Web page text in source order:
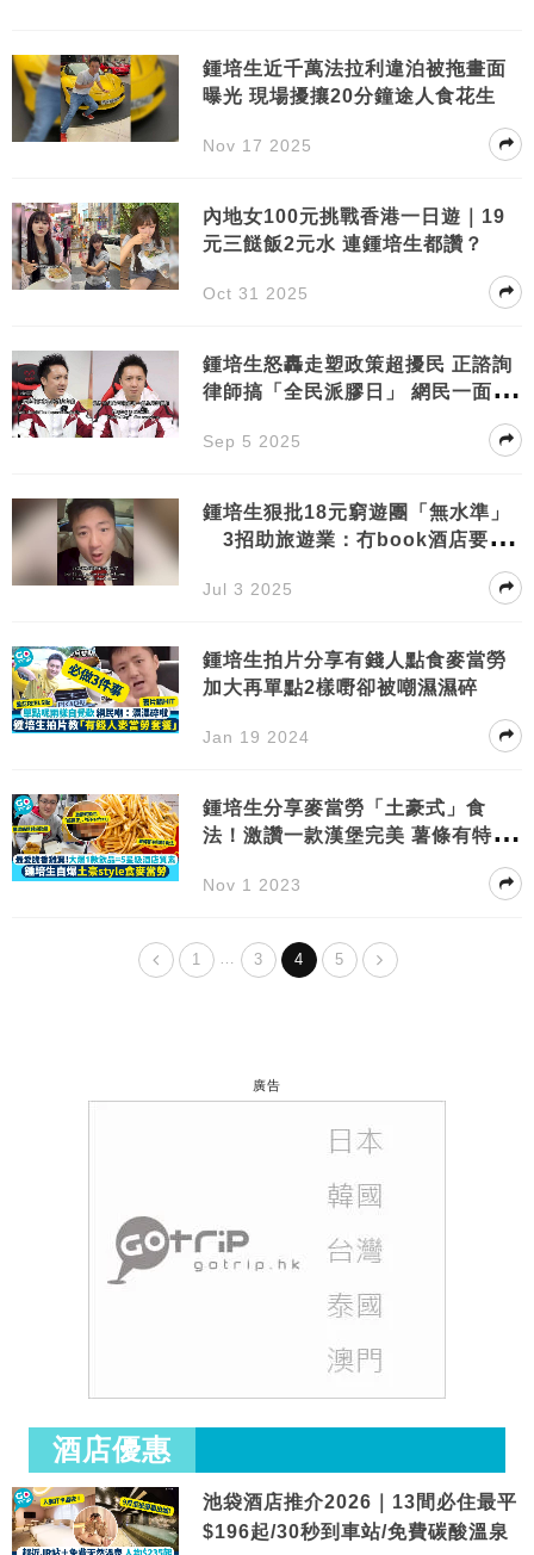
鍾培生近千萬法拉利違泊被拖畫面
曝光 現場擾攘20分鐘途人食花生
Nov 17 2025
內地女100元挑戰香港一日遊｜19
元三餸飯2元水 連鍾培生都讚？
Oct 31 2025
鍾培生怒轟走塑政策超擾民 正諮詢
律師搞「全民派膠日」 網民一面倒
Sep 5 2025
鍾培生狠批18元窮遊團「無水準」
3招助旅遊業：冇book酒店要即
Jul 3 2025
鍾培生拍片分享有錢人點食麥當勞
加大再單點2樣嘢卻被嘲濕濕碎
Jan 19 2024
鍾培生分享麥當勞「土豪式」食
法！激讚一款漢堡完美 薯條有特別
Nov 1 2023
1 … 3 4 5
廣告
酒店優惠
池袋酒店推介2026｜13間必住最平
$196起/30秒到車站/免費碳酸溫泉